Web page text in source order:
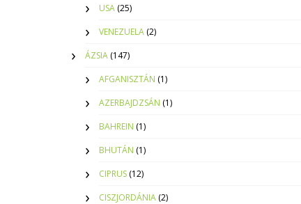
USA (25)
VENEZUELA (2)
ÁZSIA (147)
AFGANISZTÁN (1)
AZERBAJDZSÁN (1)
BAHREIN (1)
BHUTÁN (1)
CIPRUS (12)
CISZJORDÁNIA (2)